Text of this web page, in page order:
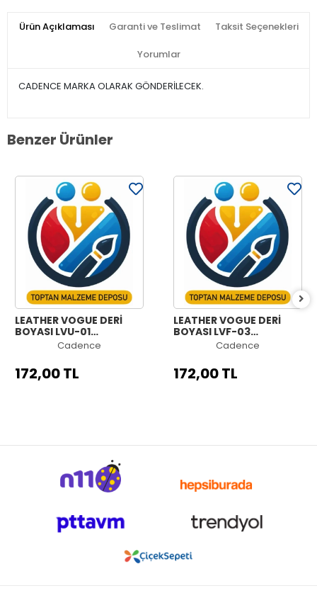
Ürün Açıklaması Garanti ve Teslimat Taksit Seçenekleri
Yorumlar
CADENCE MARKA OLARAK GÖNDERİLECEK.
Benzer Ürünler
LEATHER VOGUE DERİ
BOYASI LVU-01
ULTRAVİOLE MAVİ 50ML
Cadence
172,00 TL
LEATHER VOGUE DERİ
BOYASI LVF-03
FOSFORLU PEMBE 50ML
Cadence
172,00 TL